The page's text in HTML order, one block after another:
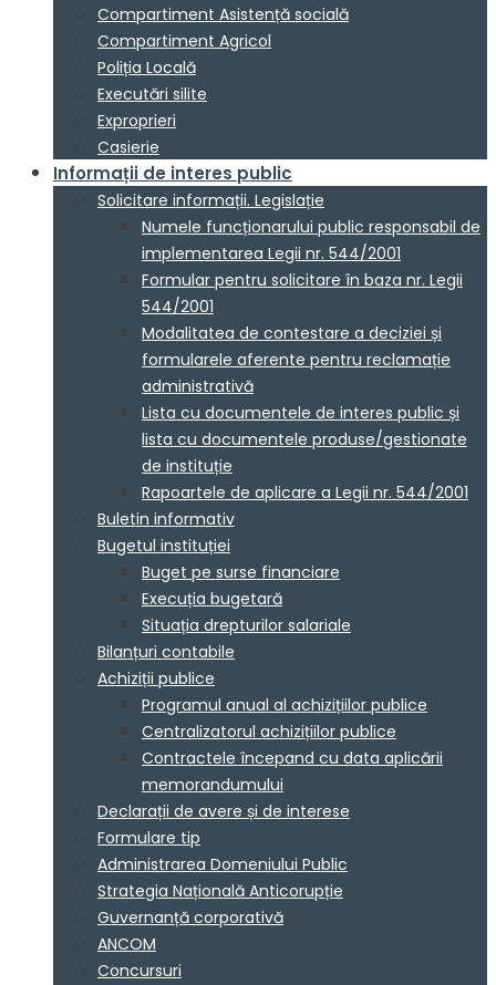
Compartiment Asistență socială
Compartiment Agricol
Poliția Locală
Executări silite
Exproprieri
Casierie
Informații de interes public
Solicitare informații. Legislație
Numele funcționarului public responsabil de
implementarea Legii nr. 544/2001
Formular pentru solicitare în baza nr. Legii
544/2001
Modalitatea de contestare a deciziei și
formularele aferente pentru reclamație
administrativă
Lista cu documentele de interes public și
lista cu documentele produse/gestionate
de instituție
Rapoartele de aplicare a Legii nr. 544/2001
Buletin informativ
Bugetul instituției
Buget pe surse financiare
Execuția bugetară
Situația drepturilor salariale
Bilanțuri contabile
Achiziții publice
Programul anual al achizițiilor publice
Centralizatorul achizițiilor publice
Contractele începand cu data aplicării
memorandumului
Declarații de avere și de interese
Formulare tip
Administrarea Domeniului Public
Strategia Națională Anticorupție
Guvernanță corporativă
ANCOM
Concursuri